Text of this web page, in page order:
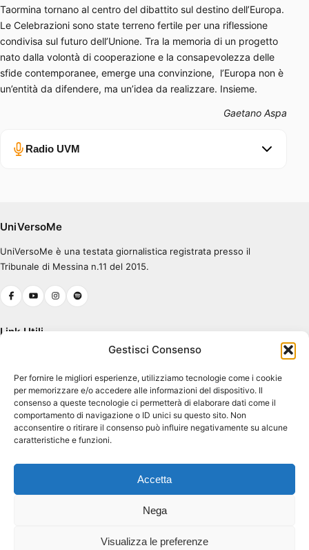
Gestisci Consenso
Per fornire le migliori esperienze, utilizziamo tecnologie come i cookie
per memorizzare e/o accedere alle informazioni del dispositivo. Il
consenso a queste tecnologie ci permetterà di elaborare dati come il
comportamento di navigazione o ID unici su questo sito. Non
acconsentire o ritirare il consenso può influire negativamente su alcune
caratteristiche e funzioni.
Accetta
Nega
Visualizza le preferenze
Radio UVM
0:00
Taormina tornano al centro del dibattito sul destino dell’Europa.
Le Celebrazioni sono state terreno fertile per una riflessione
condivisa sul futuro dell’Unione. Tra la memoria di un progetto
nato dalla volontà di cooperazione e la consapevolezza delle
sfide contemporanee, emerge una convinzione, l’Europa non è
un’entità da difendere, ma un’idea da realizzare. Insieme.
Gaetano Aspa
UniVersoMe
UniVersoMe è una testata giornalistica registrata presso il
Tribunale di Messina n.11 del 2015.
Link Utili
Cookie Policy (UE)
Terms & Conditions
Contatti
Piazza Pugliatti, 1
Dir. Resp. Antonio Tavilla